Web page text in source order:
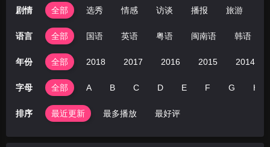
剧情 全部 选秀 情感 访谈 播报 旅游
语言 全部 国语 英语 粤语 闽南语 韩语
年份 全部 2018 2017 2016 2015 2014
字母 全部 A B C D E F G H
排序 最近更新 最多播放 最好评